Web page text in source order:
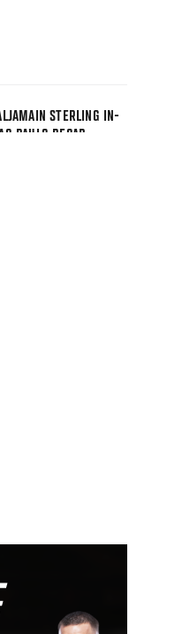
STERLING IN-
PAULO RECAP